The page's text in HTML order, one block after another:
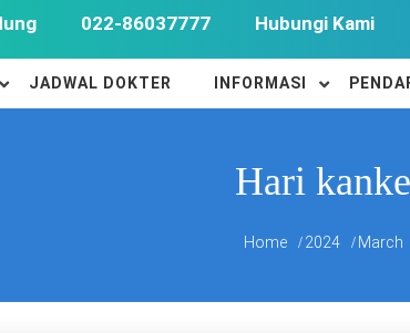
022-86037777 Hubungi Kami
JADWAL DOKTER INFORMASI
Hari
Home 2024 March